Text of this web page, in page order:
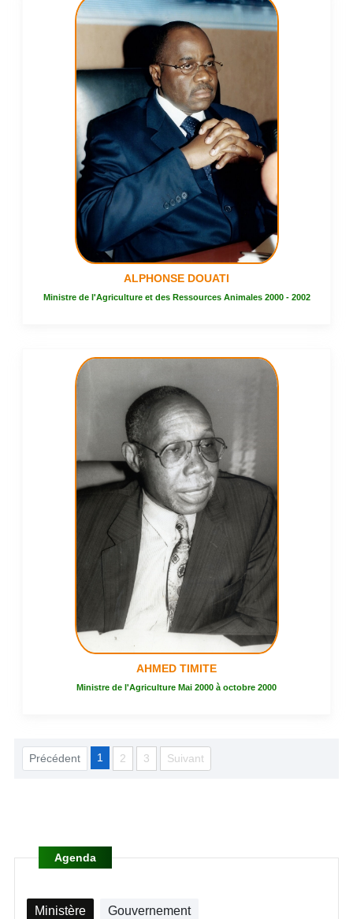
ALPHONSE DOUATI
Ministre de l'Agriculture et des Ressources Animales 2000 - 2002
AHMED TIMITE
Ministre de l'Agriculture Mai 2000 à octobre 2000
Précédent 1 2 3 Suivant
Agenda
Ministère Gouvernement